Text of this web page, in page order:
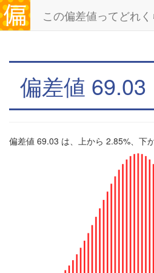
この偏差値ってどれく
偏差値 69.03
偏差値 69.03 は、上から 2.85%、下